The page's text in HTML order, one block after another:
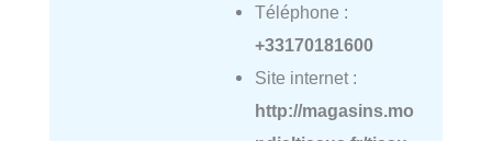
Téléphone :
+33170181600
Site internet :
http://magasins.mo